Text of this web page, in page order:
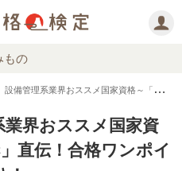
もの
界おススメ国家資格～「資格の学校TAC」直伝！合格ワンポイントアドバイスもあり！～
業界おススメ国家資
直伝！合格ワンポイ